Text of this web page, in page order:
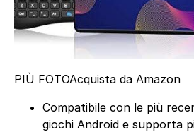
PIÙ FOTOAcquista da Amazon
Compatibile con le più
giochi Android e supporta